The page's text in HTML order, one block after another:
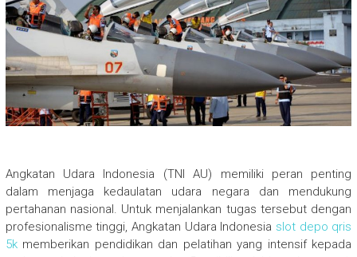
Angkatan Udara Indonesia (TNI AU) memiliki peran penting
dalam menjaga kedaulatan udara negara dan mendukung
pertahanan nasional. Untuk menjalankan tugas tersebut dengan
profesionalisme tinggi, Angkatan Udara Indonesia slot depo qris
5kmemberikan pendidikan dan pelatihan yang intensif kepada